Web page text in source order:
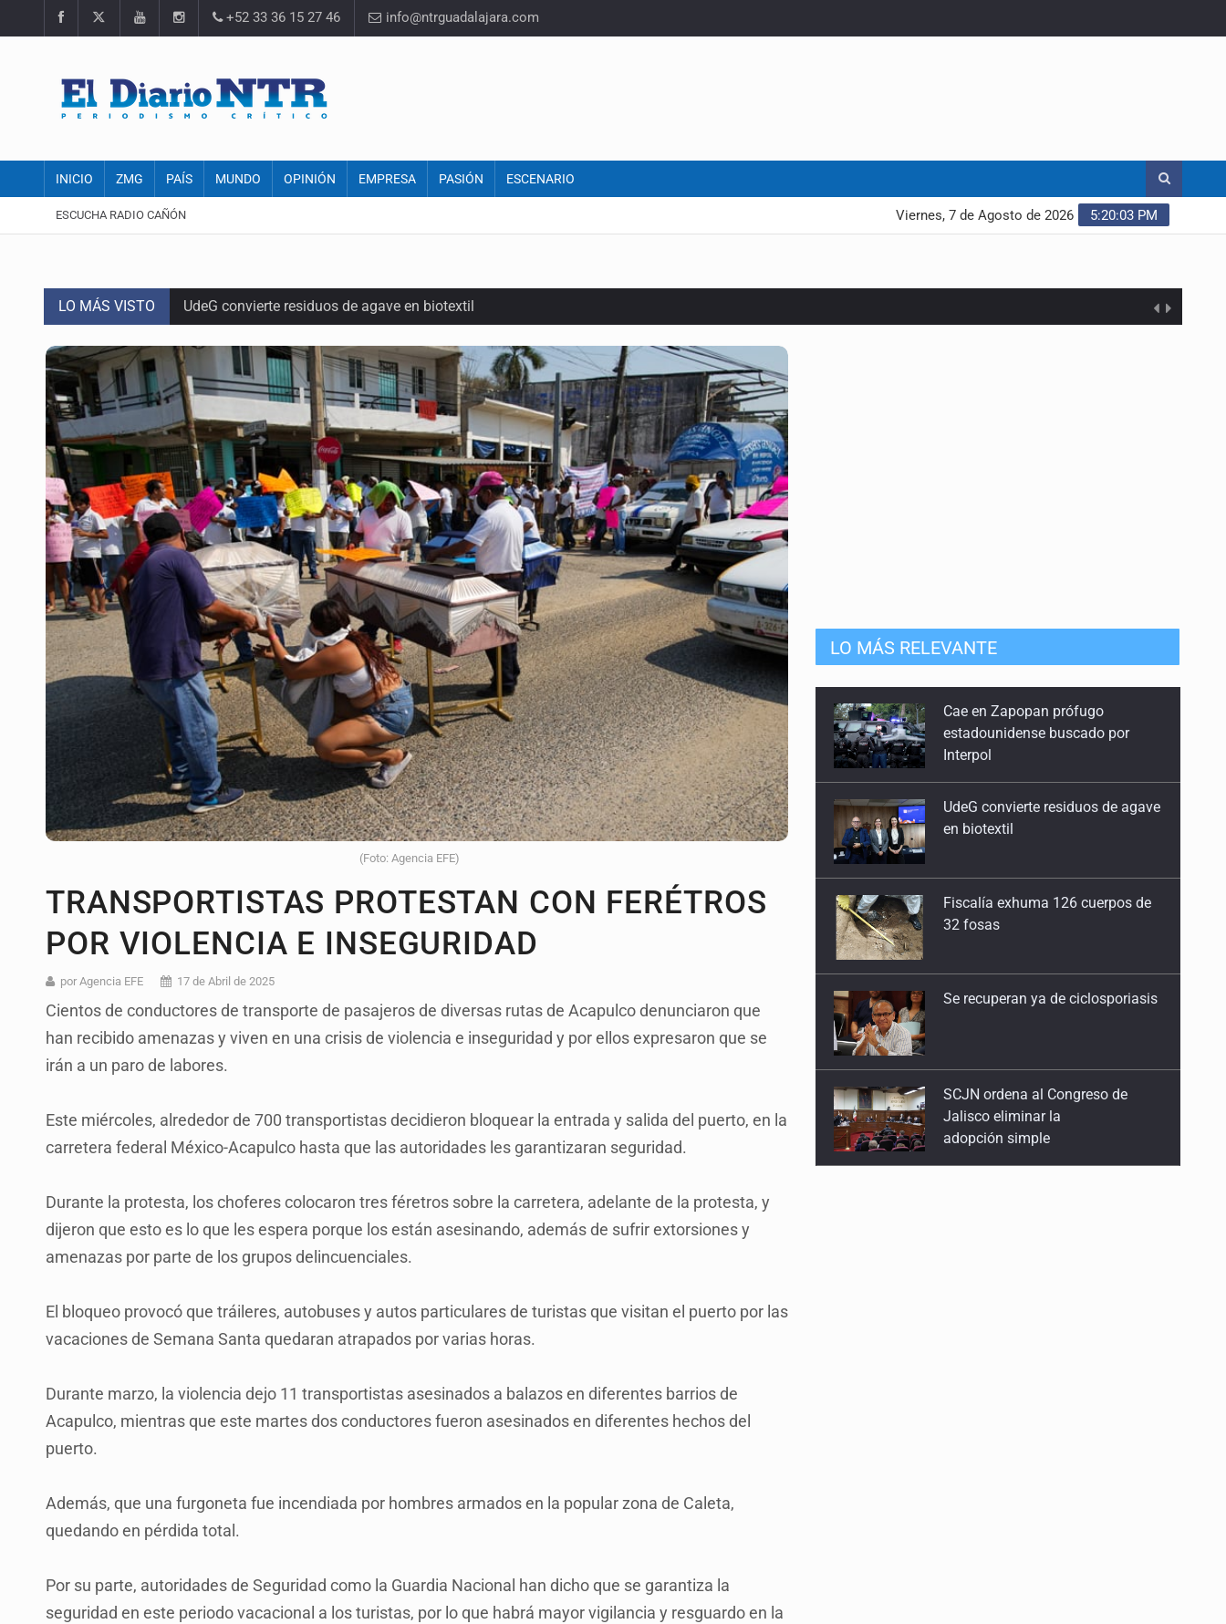
+52 33 36 15 27 46 info@ntrguadalajara.com
INICIO ZMG PAÍS MUNDO OPINIÓN EMPRESA PASIÓN ESCENARIO
ESCUCHA RADIO CAÑÓN 5:20:04 PM
Viernes, 7 de Agosto de 2026
LO MÁS VISTO UdeG convierte residuos de agave en biotextil
Quinto Patio
Se recuperan ya de ciclosporiasis
SCJN ordena al Congreso de Jalisco eliminar la adopción simple
Fiscalía exhuma 126 cuerpos de 32 fosas
Al archivo la mitad de quejas contra el Siapa
Ya hay solicitud de audiencia de imputación en caso Eli Castro
Vecinos acusan retiro de árboles; Ijalvi niega tala
Buscan mantener tradiciones con Feria Corazón de Artesano
Cae en Zapopan prófugo estadounidense buscado por Interpol
(Foto: Agencia EFE)
TRANSPORTISTAS PROTESTAN CON FERÉTROS
POR VIOLENCIA E INSEGURIDAD
por Agencia EFE 17 de Abril de 2025
Cientos de conductores de transporte de pasajeros de diversas rutas de Acapulco denunciaron que
han recibido amenazas y viven en una crisis de violencia e inseguridad y por ellos expresaron que se
irán a un paro de labores.
Este miércoles, alrededor de 700 transportistas decidieron bloquear la entrada y salida del puerto, en la
carretera federal México-Acapulco hasta que las autoridades les garantizaran seguridad.
Durante la protesta, los choferes colocaron tres féretros sobre la carretera, adelante de la protesta, y
dijeron que esto es lo que les espera porque los están asesinando, además de sufrir extorsiones y
amenazas por parte de los grupos delincuenciales.
El bloqueo provocó que tráileres, autobuses y autos particulares de turistas que visitan el puerto por las
vacaciones de Semana Santa quedaran atrapados por varias horas.
Durante marzo, la violencia dejo 11 transportistas asesinados a balazos en diferentes barrios de
Acapulco, mientras que este martes dos conductores fueron asesinados en diferentes hechos del
puerto.
Además, que una furgoneta fue incendiada por hombres armados en la popular zona de Caleta,
quedando en pérdida total.
Por su parte, autoridades de Seguridad como la Guardia Nacional han dicho que se garantiza la
seguridad en este periodo vacacional a los turistas, por lo que habrá mayor vigilancia y resguardo en la
LO MÁS RELEVANTE
UdeG convierte residuos de agave
en biotextil
Fiscalía exhuma 126 cuerpos de
32 fosas
Se recuperan ya de ciclosporiasis
SCJN ordena al Congreso de
Cae ex mando por agresión a ex
pareja y procesan a agente por
abuso a menor